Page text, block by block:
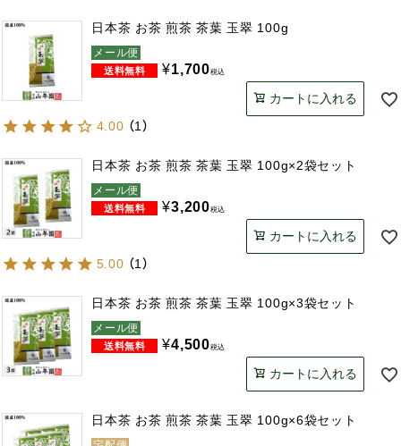
日本茶 お茶 煎茶 茶葉 玉翠 100g
メール便
¥1,700税込
カートに入れる
4.00 （1 ）
日本茶 お茶 煎茶 茶葉 玉翠 100g×2袋セット
メール便
¥3,200税込
カートに入れる
5.00 （1 ）
日本茶 お茶 煎茶 茶葉 玉翠 100g×3袋セット
メール便
¥4,500税込
カートに入れる
日本茶 お茶 煎茶 茶葉 玉翠 100g×6袋セット